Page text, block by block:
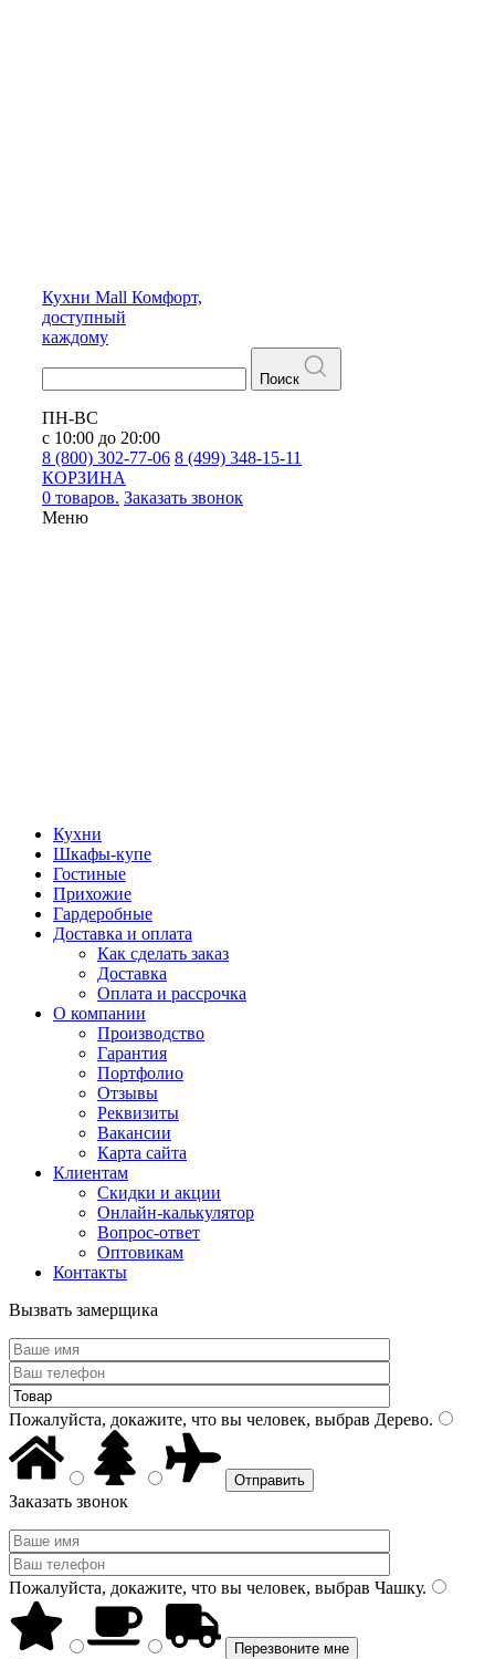
Кухни Mall Комфорт,
доступный
каждому
Поиск
ПН-ВС
с 10:00 до 20:00
8 (800) 302-77-06 8 (499) 348-15-11
КОРЗИНА
0 товаров. Заказать звонок
Меню
Кухни
Шкафы-купе
Гостиные
Прихожие
Гардеробные
Доставка и оплата
Как сделать заказ
Доставка
Оплата и рассрочка
О компании
Производство
Гарантия
Портфолио
Отзывы
Реквизиты
Вакансии
Карта сайта
Клиентам
Скидки и акции
Онлайн-калькулятор
Вопрос-ответ
Оптовикам
Контакты
Вызвать замерщика
Пожалуйста, докажите, что вы человек, выбрав Дерево.
Заказать звонок
Пожалуйста, докажите, что вы человек, выбрав Чашку.